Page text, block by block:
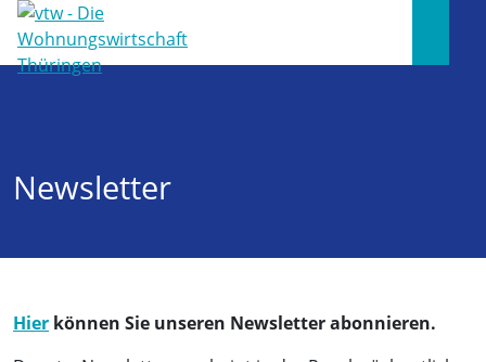
Newsletter
Hier können Sie unseren Newsletter abonnieren.